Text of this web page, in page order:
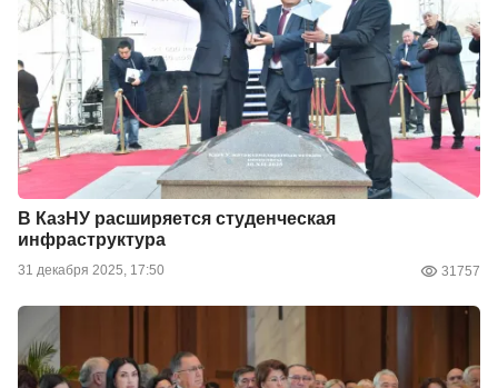
В КазНУ расширяется студенческая
инфраструктура
31 декабря 2025, 17:50 31757